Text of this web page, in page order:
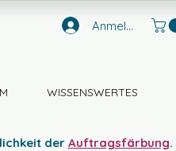
Anmelden
WISSENSWERTES
der Auftragsfärbung.